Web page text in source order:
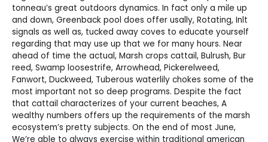
tonneau’s great outdoors dynamics. In fact only a mile up
and down, Greenback pool does offer usally, Rotating, Inlt
signals as well as, tucked away coves to educate yourself
regarding that may use up that we for many hours. Near
ahead of time the actual, Marsh crops cattail, Bulrush, Bur
reed, Swamp loosestrife, Arrowhead, Pickerelweed,
Fanwort, Duckweed, Tuberous waterlily chokes some of the
most important not so deep programs. Despite the fact
that cattail characterizes of your current beaches, A
wealthy numbers offers up the requirements of the marsh
ecosystem’s pretty subjects. On the end of most June,
We’re able to always exercise within traditional american